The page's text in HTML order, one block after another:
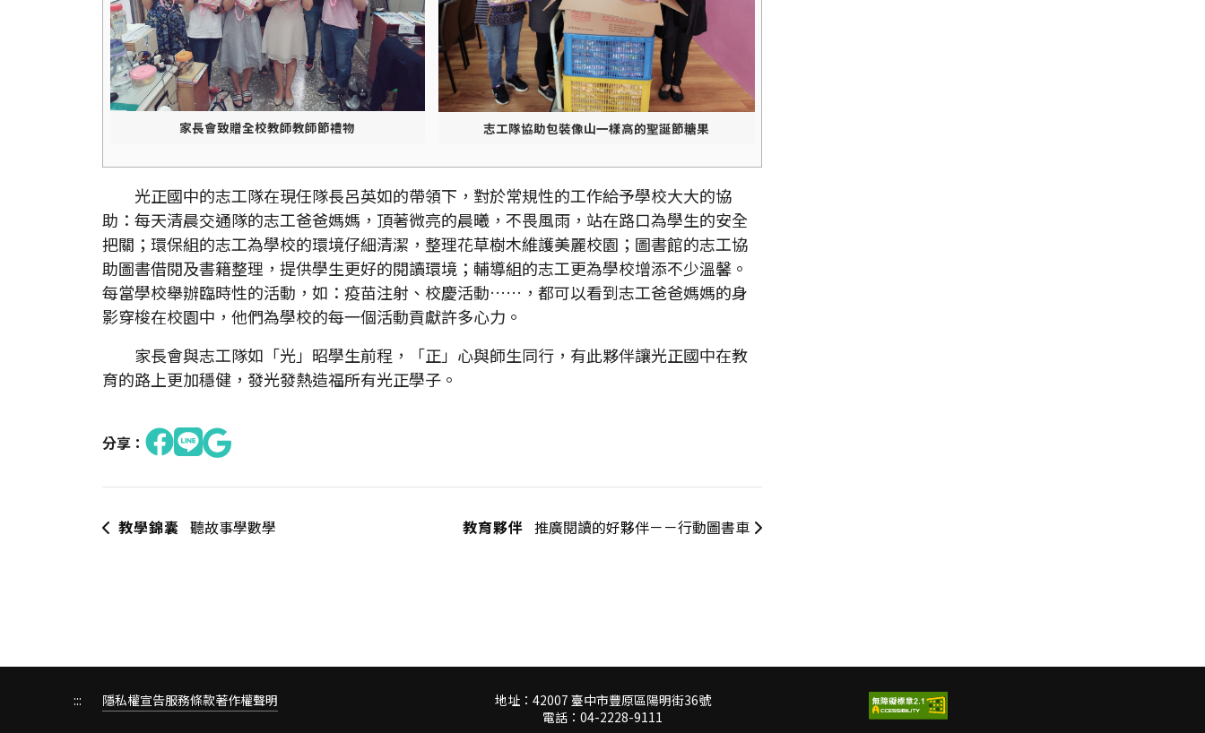
家長會致贈全校教師教師節禮物 志工隊協助包裝像山一樣高的聖誕節糖果
光正國中的志工隊在現任隊長呂英如的帶領下，對於常規性的工作給予學校大大的協
助：每天清晨交通隊的志工爸爸媽媽，頂著微亮的晨曦，不畏風雨，站在路口為學生的安全
把關；環保組的志工為學校的環境仔細清潔，整理花草樹木維護美麗校園；圖書館的志工協
助圖書借閱及書籍整理，提供學生更好的閱讀環境；輔導組的志工更為學校增添不少溫馨。
每當學校舉辦臨時性的活動，如：疫苗注射、校慶活動……，都可以看到志工爸爸媽媽的身
影穿梭在校園中，他們為學校的每一個活動貢獻許多心力。
家長會與志工隊如「光」昭學生前程，「正」心與師生同行，有此夥伴讓光正國中在教
育的路上更加穩健，發光發熱造福所有光正學子。
分享：
教學錦囊 聽故事學數學 教育夥伴 推廣閱讀的好夥伴－－行動圖書車
::: 隱私權宣告服務條款著作權聲明
地址：42007 臺中市豐原區陽明街36號
電話：04-2228-9111